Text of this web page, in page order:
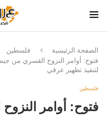
الصفحة الرئيسية
فلسطين
فتوح: أوامر النزوح القسري من
لتنفيذ تطهير عرقي
فلسطين
فتوح: أوامر